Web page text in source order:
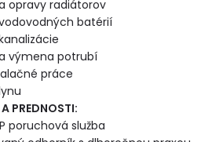
opravy radiátorov
batérií
výmena potrubí
práce
PREDNOSTI:
poruchová služba